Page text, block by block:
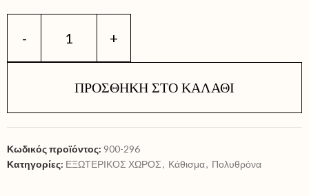
ΠΡΟΣΘΉΚΗ ΣΤΟ ΚΑΛΆΘΙ
Κωδικός προϊόντος: 900-296
Κατηγορίες: ΕΞΩΤΕΡΙΚΟΣ ΧΩΡΟΣ, Κάθισμα, Πολυθρόνα